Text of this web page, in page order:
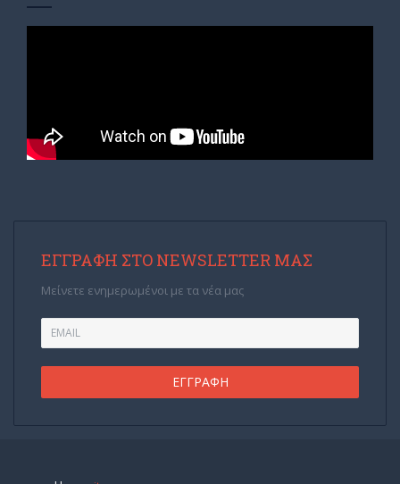
ΕΓΓΡΑΦΉ ΣΤΟ NEWSLETTER ΜΑΣ
Μείνετε ενημερωμένοι με τα νέα μας